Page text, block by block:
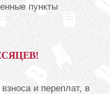
пункты
и переплат, в